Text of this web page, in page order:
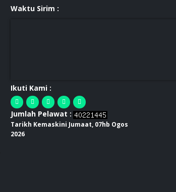
Waktu Sirim :
Ikuti Kami :
Jumlah Pelawat :
Tarikh Kemaskini Jumaat, 07hb Ogos
2026